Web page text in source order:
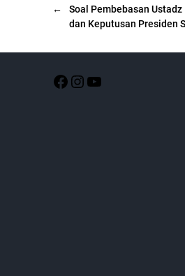
←
Soal Pembebasan
dan Keputusan Presiden